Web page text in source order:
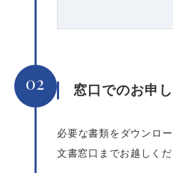
02 窓口でのお申
必要な書類をダウンロ
文書窓口までお越しくだ